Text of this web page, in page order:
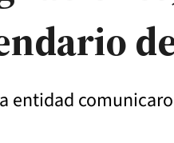
entidad